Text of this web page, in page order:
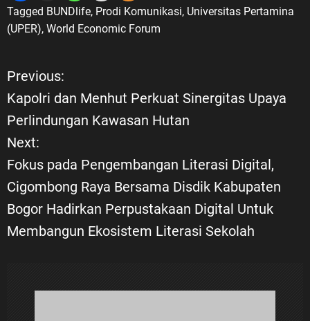
Tagged BUNDlife, Prodi Komunikasi, Universitas Pertamina
(UPER), World Economic Forum
N
a
v
i
g
Previous:
Kapolri dan Menhut Perkuat Sinergitas Upaya
Perlindungan Kawasan Hutan
Next:
Fokus pada Pengembangan Literasi Digital,
Cigombong Raya Bersama Disdik Kabupaten
Bogor Hadirkan Perpustakaan Digital Untuk
Membangun Ekosistem Literasi Sekolah